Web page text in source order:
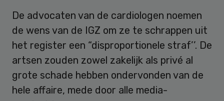
De advocaten van de cardiologen noemen
de wens van de IGZ om ze te schrappen uit
het register een “disproportionele straf’’. De
artsen zouden zowel zakelijk als privé al
grote schade hebben ondervonden van de
hele affaire, mede door alle media-